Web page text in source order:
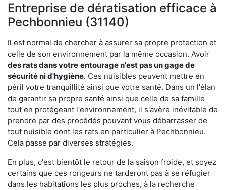
Entreprise de dératisation efficace à
Pechbonnieu (31140)
Il est normal de chercher à assurer sa propre protection et
celle de son environnement par la même occasion. Avoir
des rats dans votre entourage n'est pas un gage de
sécurité ni d'hygiène. Ces nuisibles peuvent mettre en
péril votre tranquillité ainsi que votre santé. Dans un l'élan
de garantir sa propre santé ainsi que celle de sa famille
tout en protégeant l'environnement, il s'avère inévitable de
prendre par des procédés pouvant vous débarrasser de
tout nuisible dont les rats en particulier à Pechbonnieu.
Cela passe par diverses stratégies.
En plus, c'est bientôt le retour de la saison froide, et soyez
certains que ces rongeurs ne tarderont pas à se réfugier
dans les habitations les plus proches, à la recherche